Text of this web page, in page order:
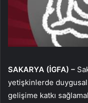
SAKARYA (İGFA) –
yetişkinlerde duygusal
gelişime katkı